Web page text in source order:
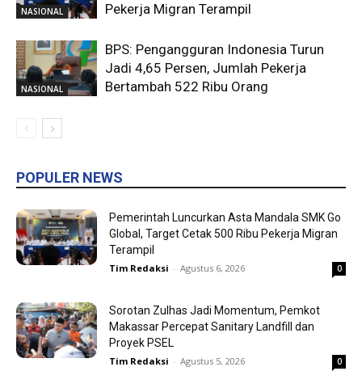
NASIONAL
Pekerja Migran Terampil
NASIONAL
BPS: Pengangguran Indonesia Turun
Jadi 4,65 Persen, Jumlah Pekerja
Bertambah 522 Ribu Orang
POPULER NEWS
Pemerintah Luncurkan Asta Mandala SMK Go
Global, Target Cetak 500 Ribu Pekerja Migran
Terampil
Tim Redaksi - Agustus 6, 2026 0
Sorotan Zulhas Jadi Momentum, Pemkot
Makassar Percepat Sanitary Landfill dan
Proyek PSEL
Tim Redaksi - Agustus 5, 2026 0